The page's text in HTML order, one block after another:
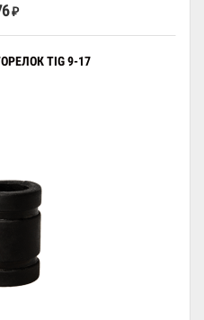
₽
TIG 9-17